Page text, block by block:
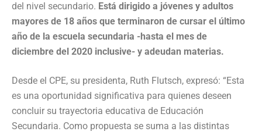
del nivel secundario. Está dirigido a jóvenes y adultos
mayores de 18 años que terminaron de cursar el último
año de la escuela secundaria -hasta el mes de
diciembre del 2020 inclusive- y adeudan materias.
Desde el CPE, su presidenta, Ruth Flutsch, expresó: “Esta
es una oportunidad significativa para quienes deseen
concluir su trayectoria educativa de Educación
Secundaria. Como propuesta se suma a las distintas